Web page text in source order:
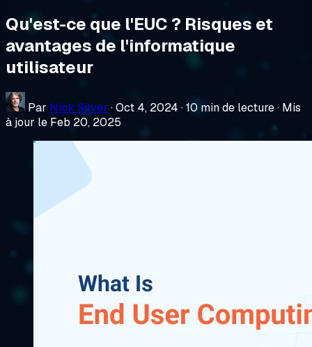
Qu'est-ce que l'EUC ? Risques et
avantages de l'informatique
utilisateur
Par Nick Silver ·Oct 4, 2024 ·10 min de lecture· Mis
à jour le Feb 20, 2025